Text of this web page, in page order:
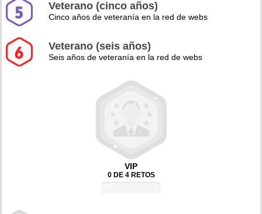
Veterano (cinco años)
Cinco años de veteranía en la red de webs
Veterano (seis años)
Seis años de veteranía en la red de webs
VIP
0 DE 4 RETOS